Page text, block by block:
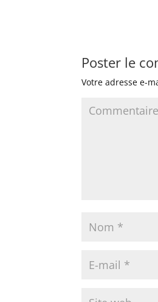
Poster le
Votre adresse e-